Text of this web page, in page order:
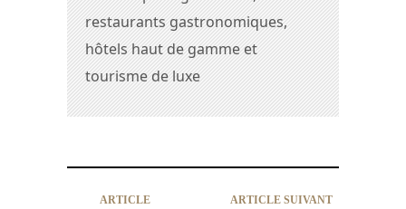
restaurants gastronomiques,
hôtels haut de gamme et
tourisme de luxe
ARTICLE
ARTICLE SUIVANT